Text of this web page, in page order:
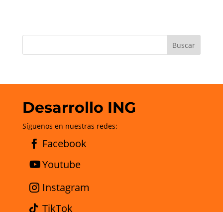
Desarrollo ING
Síguenos en nuestras redes:
Facebook
Youtube
Instagram
TikTok